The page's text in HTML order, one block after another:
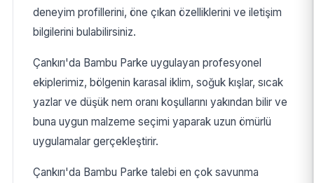
deneyim profillerini, öne çıkan özelliklerini ve iletişim
bilgilerini bulabilirsiniz.
Çankırı'da Bambu Parke uygulayan profesyonel
ekiplerimiz, bölgenin karasal iklim, soğuk kışlar, sıcak
yazlar ve düşük nem oranı koşullarını yakından bilir ve
buna uygun malzeme seçimi yaparak uzun ömürlü
uygulamalar gerçekleştirir.
Çankırı'da Bambu Parke talebi en çok savunma